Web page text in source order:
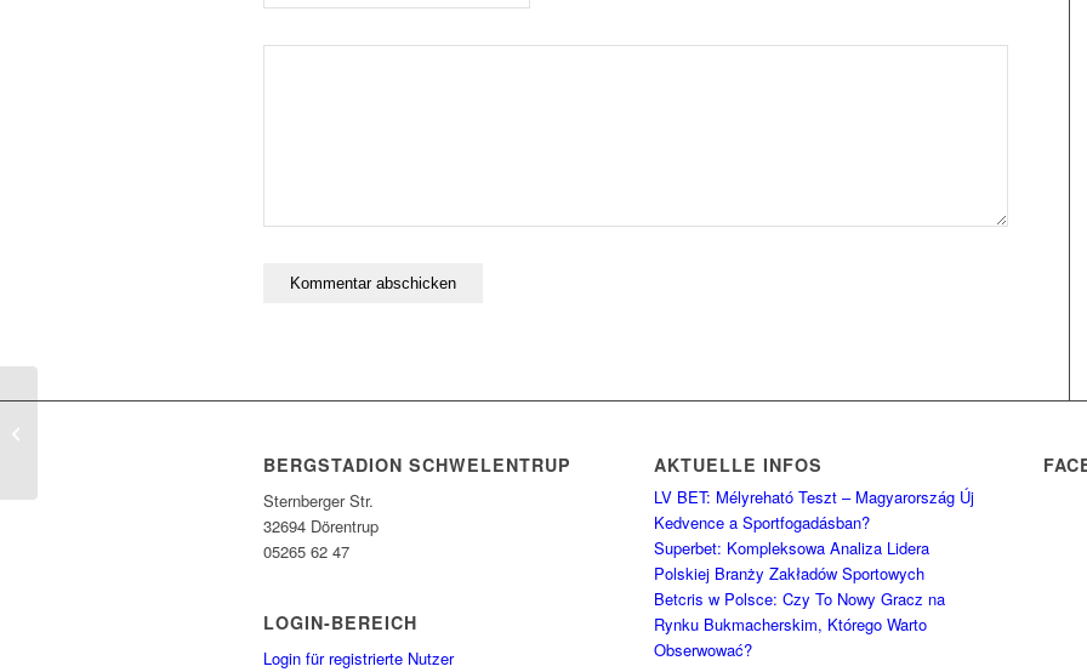
BERGSTADION SCHWELENTRUP
Sternberger Str.
32694 Dörentrup
05265 62 47
LOGIN-BEREICH
Login für registrierte Nutzer
AKTUELLE INFOS
LV BET: Mélyreható Teszt – Magyarország Új
Kedvence a Sportfogadásban?
Superbet: Kompleksowa Analiza Lidera
Polskiej Branży Zakładów Sportowych
Betcris w Polsce: Czy To Nowy Gracz na
Rynku Bukmacherskim, Którego Warto
Obserwować?